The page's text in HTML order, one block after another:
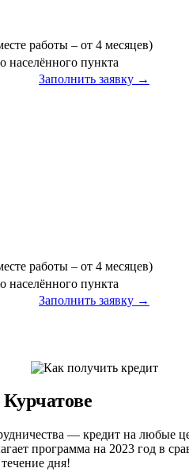
работы – от 4 месяцев)
населённого пункта
Заполнить заявку →
работы – от 4 месяцев)
населённого пункта
Заполнить заявку →
— кредит на любые
программа на 2023 год в
дня!